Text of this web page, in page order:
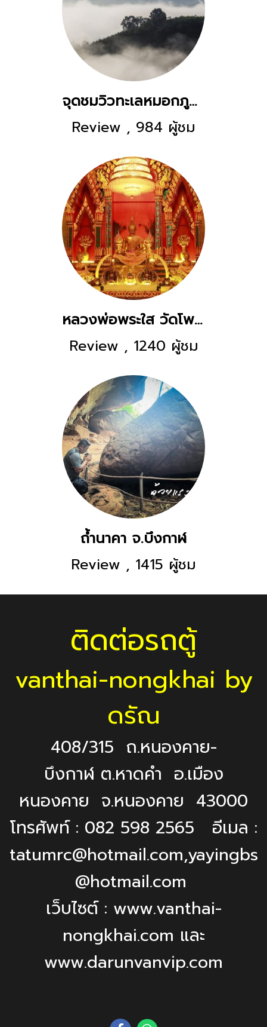
จุดชมวิวทะเลหมอกภูห้วยอีสัน
Review , 984 ผู้ชม
หลวงพ่อพระใส วัดโพธิ์ชัย หนองคาย
Review , 1240 ผู้ชม
ถ้ำนาคา จ.บึงกาฬ
Review , 1415 ผู้ชม
ติดต่อรถตู้
vanthai-nongkhai by
ดรัณ
408/315 ถ.หนองคาย-
บึงกาฬ ต.หาดคำ อ.เมือง
หนองคาย จ.หนองคาย 43000
โทรศัพท์ : 082 598 2565 อีเมล :
tatumrc@hotmail.com,yayingbs
@hotmail.com
เว็บไซต์ : www.vanthai-
nongkhai.com และ
www.darunvanvip.com